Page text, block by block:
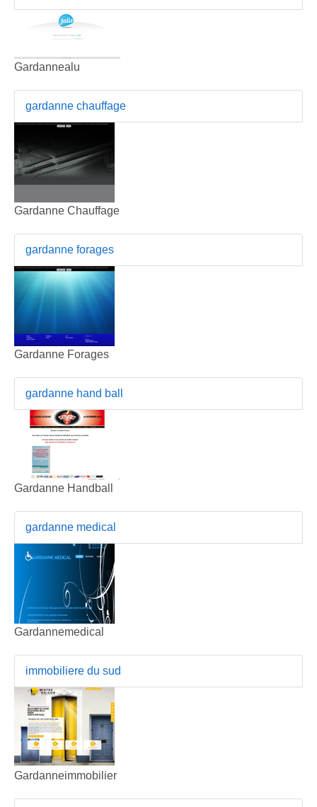
Gardannealu
gardanne chauffage
Gardanne Chauffage
gardanne forages
Gardanne Forages
gardanne hand ball
Gardanne Handball
gardanne medical
Gardannemedical
immobiliere du sud
Gardanneimmobilier